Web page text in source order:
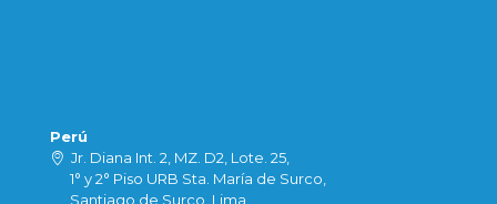
Perú
Jr. Diana Int. 2, MZ. D2, Lote. 25,
1° y 2° Piso URB Sta. María de Surco,
Santiago de Surco, Lima